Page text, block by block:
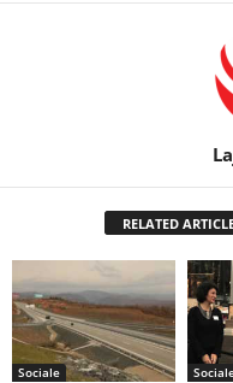
RELATED
Sociale